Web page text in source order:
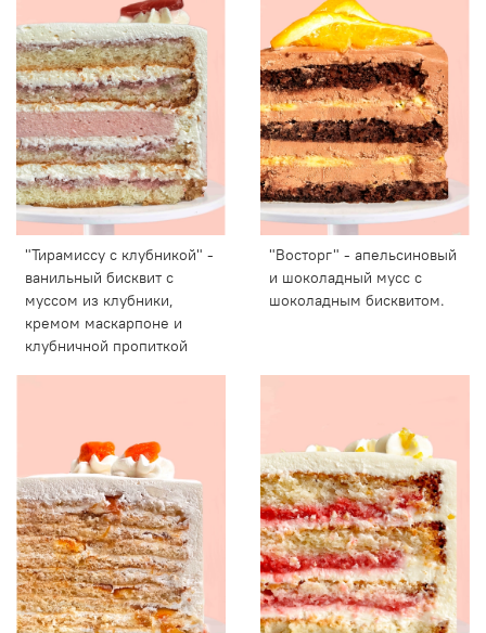
"Тирамиссу с клубникой" -
ванильный бисквит с
муссом из клубники,
кремом маскарпоне и
клубничной пропиткой
"Восторг" - апельсиновый
и шоколадный мусс с
шоколадным бисквитом.